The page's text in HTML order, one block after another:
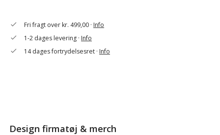
check Fri fragt over kr. 499,00 ·Info
check 1-2 dages levering ·Info
check 14 dages fortrydelsesret ·Info
Design firmatøj & merch